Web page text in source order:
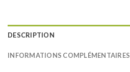
DESCRIPTION
INFORMATIONS COMPLÉMENTAIRES